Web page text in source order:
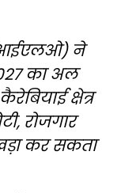
(आईएलओ) ने
का अल
क्षेत्र
रोजगार
कर सकता